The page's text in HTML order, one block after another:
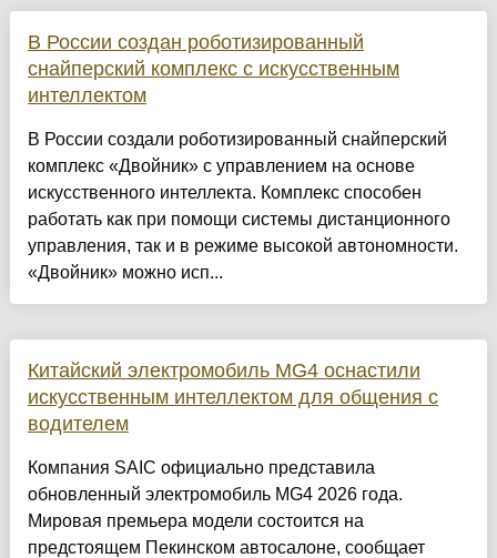
В России создан роботизированный
снайперский комплекс с искусственным
интеллектом
В России создали роботизированный снайперский
комплекс «Двойник» с управлением на основе
искусственного интеллекта. Комплекс способен
работать как при помощи системы дистанционного
управления, так и в режиме высокой автономности.
«Двойник» можно исп...
Китайский электромобиль MG4 оснастили
искусственным интеллектом для общения с
водителем
Компания SAIC официально представила
обновленный электромобиль MG4 2026 года.
Мировая премьера модели состоится на
предстоящем Пекинском автосалоне, сообщает